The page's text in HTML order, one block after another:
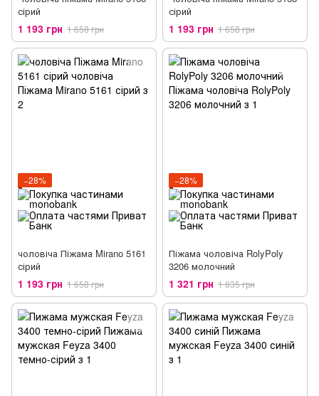
сірий
1 193 грн 1 658 грн
сірий
1 193 грн 1 658 грн
−28%
чоловіча Піжама Mirano 5161
сірий
1 193 грн 1 658 грн
−28%
Піжама чоловіча RolyPoly
3206 молочний
1 321 грн 1 835 грн